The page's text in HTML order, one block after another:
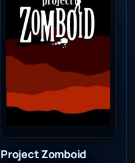
Project Zomboid